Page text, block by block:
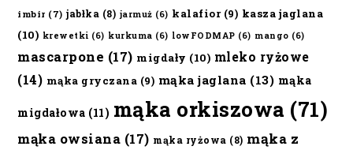
imbir (7) jabłka (8) jarmuż (6) kalafior(9) kasza jaglana
(10) krewetki (6) kurkuma (6) lowFODMAP (6) mango (6)
mascarpone (17) migdały (10) mleko ryżowe
(14) mąka gryczana (9) mąka jaglana (13) mąka
migdałowa (11) mąka orkiszowa (71)
mąka owsiana (17) mąka ryżowa (8) mąka z